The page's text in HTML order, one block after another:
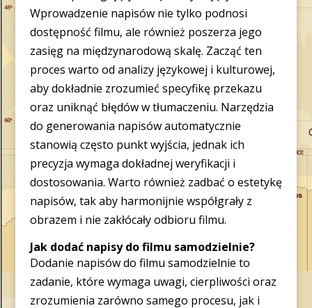
Wprowadzenie napisów nie tylko podnosi
dostępność filmu, ale również poszerza jego
zasięg na międzynarodową skalę. Zacząć ten
proces warto od analizy językowej i kulturowej,
aby dokładnie zrozumieć specyfikę przekazu
oraz uniknąć błędów w tłumaczeniu. Narzędzia
do generowania napisów automatycznie
stanowią często punkt wyjścia, jednak ich
precyzja wymaga dokładnej weryfikacji i
dostosowania. Warto również zadbać o estetykę
napisów, tak aby harmonijnie współgrały z
obrazem i nie zakłócały odbioru filmu.
Jak dodać napisy do filmu samodzielnie?
Dodanie napisów do filmu samodzielnie to
zadanie, które wymaga uwagi, cierpliwości oraz
zrozumienia zarówno samego procesu, jak i